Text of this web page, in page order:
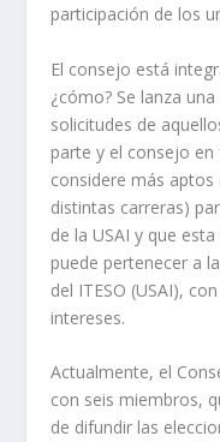
participación de los
El consejo está
¿cómo? Se lanza
solicitudes de
parte y el consejo
considere más
distintas carreras)
de la USAI y que
puede pertenecer a
del ITESO (USAI),
intereses.
Actualmente, el
con seis miembros,
de difundir las